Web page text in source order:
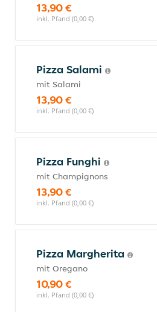
13,90 €
inkl. Pfand (0,00 €)
Pizza Salami
mit Salami
13,90 €
inkl. Pfand (0,00 €)
Pizza Funghi
mit Champignons
13,90 €
inkl. Pfand (0,00 €)
Pizza Margherita
mit Oregano
10,90 €
inkl. Pfand (0,00 €)